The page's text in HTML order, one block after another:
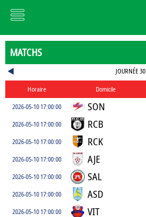
MATCHS
JOURNÉE 30
Horaire Domicile
2026-05-10 17:00:00
SON
2026-05-10 17:00:00 RCB
2026-05-10 17:00:00 RCK
2026-05-10 17:00:00 AJE
2026-05-10 17:00:00 SAL
2026-05-10 17:00:00 ASD
2026-05-10 17:00:00 VIT